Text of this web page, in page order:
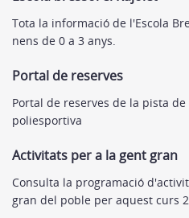
Tota la informació de l'Escola
nens de 0 a 3 anys.
Portal de reserves
Portal de reserves de la pista
poliesportiva
Activitats per a la gent gran
Consulta la programació
gran del poble per aquest curs